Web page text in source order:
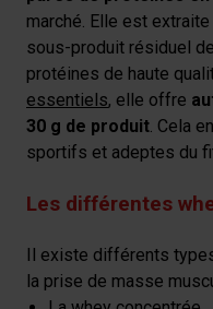
marché. Elle est
sous-produit résiduel
protéines de haute
essentiels, elle offre
30 g de produit. Cela
sportifs et adeptes du
Les différentes
Il existe différents
la prise de masse